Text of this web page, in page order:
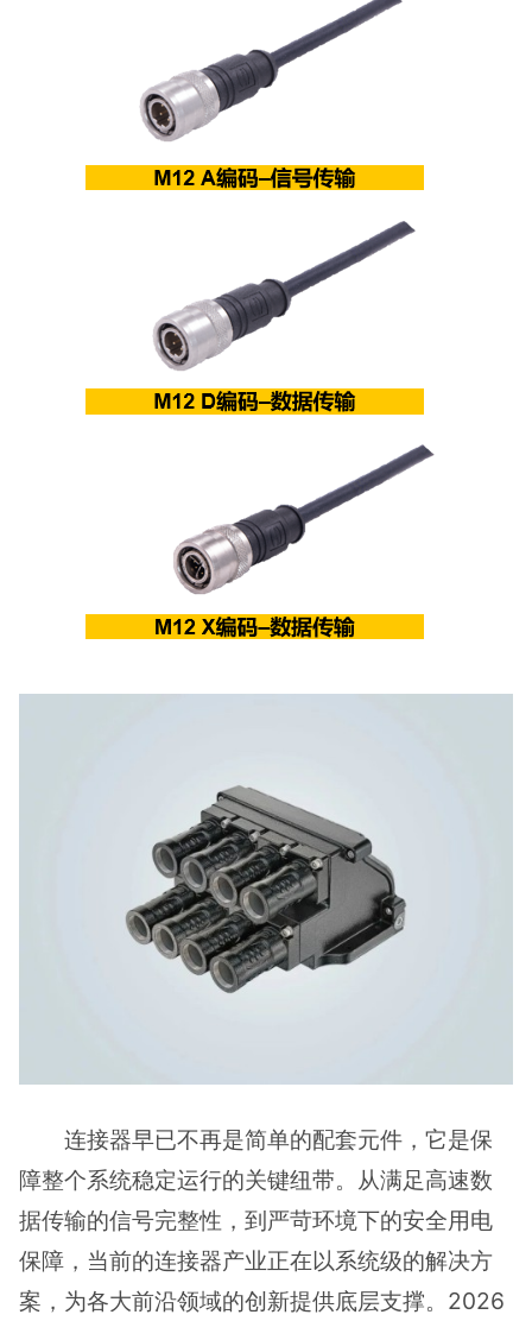
连接器早已不再是简单的配套元件，它是保
障整个系统稳定运行的关键纽带。从满足高速数
据传输的信号完整性，到严苛环境下的安全用电
保障，当前的连接器产业正在以系统级的解决方
案，为各大前沿领域的创新提供底层支撑。2026